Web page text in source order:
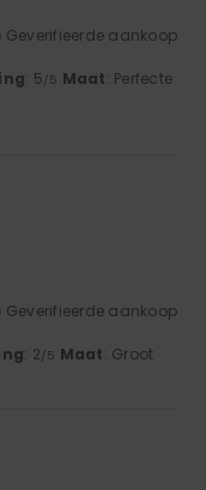
Geverifieerde aankoop
: 5/5 Maat: Perfecte
Geverifieerde aankoop
: 2/5 Maat: Groot